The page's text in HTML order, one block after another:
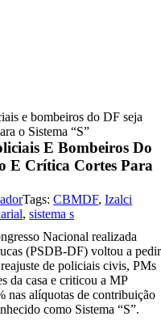
e bombeiros do DF seja
o Sistema “S”
E Bombeiros Do
E Crítica Cortes Para
Tags:CBMDF,Izalci
,sistema s
Nacional realizada
(PSDB-DF) voltou a pedir
de policiais civis, PMs
da casa e criticou a MP
nas alíquotas de contribuição
como Sistema “S”.